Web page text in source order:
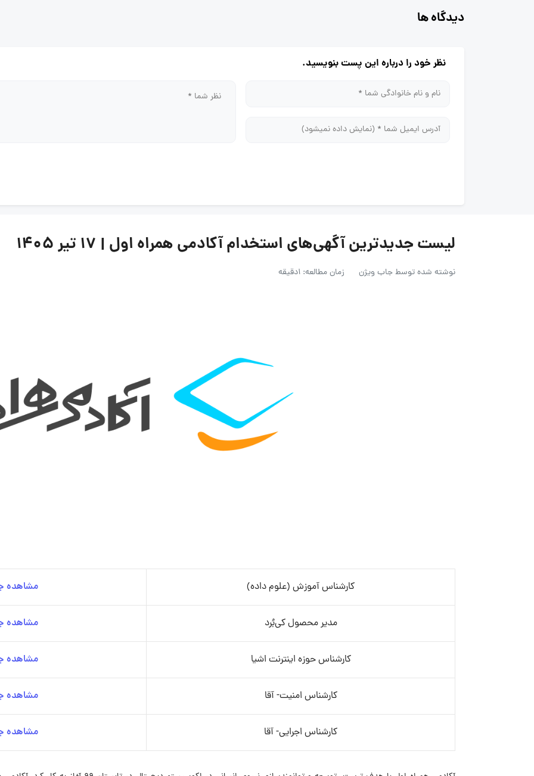
دیدگاه ها
نظر خود را درباره این پست بنویسید.
لیست جدیدترین آگهی‌های استخدام آکادمی همراه اول | ۱۷ تیر ۱۴۰۵
نوشته شده توسطجاب ویژن زمان مطالعه: 1دقیقه
کارشناس آموزش (علوم داده) مشاهده
مدیر محصول کی‌بُرد مشاهده
کارشناس حوزه اینترنت اشیا مشاهده
کارشناس امنیت- آقا مشاهده
کارشناس اجرایی- آقا مشاهده